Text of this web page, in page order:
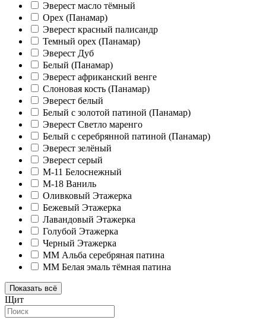
Эверест масло тёмный
Орех (Панамар)
Эверест красный палисандр
Темный орех (Панамар)
Эверест Дуб
Белый (Панамар)
Эверест африканский венге
Слоновая кость (Панамар)
Эверест белый
Белый с золотой патиной (Панамар)
Эверест Светло маренго
Белый с серебрянной патиной (Панамар)
Эверест зелёный
Эверест серый
M-11 Белоснежный
M-18 Ваниль
Оливковый Этажерка
Бежевый Этажерка
Лавандовый Этажерка
Голубой Этажерка
Черный Этажерка
ММ Альба серебряная патина
ММ Белая эмаль тёмная патина
Показать всё
Щит